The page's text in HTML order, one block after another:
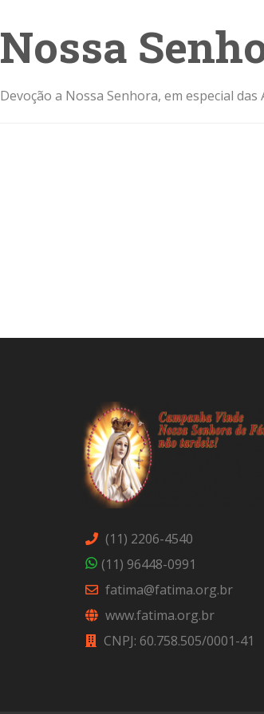
Nossa
Devoção a Nossa Senhora, em especial
(11) 2206-4540
(11) 96448-0991
fatima@fatima.org.br
www.fatima.org.br
CNPJ: 60.758.505/0001-41